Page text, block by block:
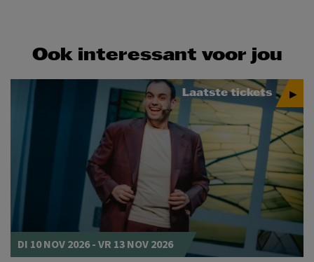
Ook interessant voor jou
Laatste tickets
DI 10 NOV 2026-VR 13 NOV 2026